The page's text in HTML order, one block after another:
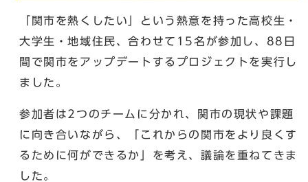
「関市を熱くしたい」という熱意を持った高校生・
大学生・地域住民、合わせて15名が参加し、88日
間で関市をアップデートするプロジェクトを実行し
ました。
参加者は2つのチームに分かれ、関市の現状や課題
に向き合いながら、「これからの関市をより良くす
るために何ができるか」を考え、議論を重ねてきま
した。